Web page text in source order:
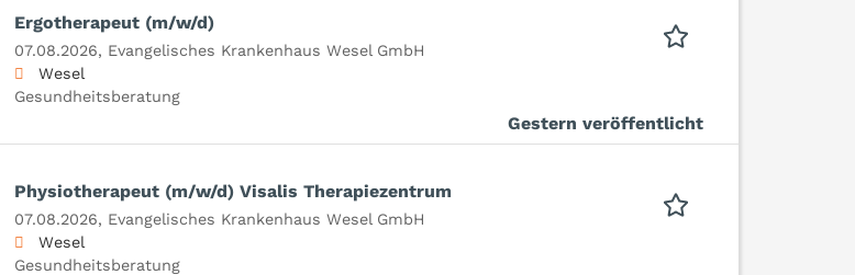
Ergotherapeut (m/w/d)
07.08.2026, Evangelisches Krankenhaus Wesel GmbH
Wesel
Gesundheitsberatung
Gestern veröffentlicht
Physiotherapeut (m/w/d) Visalis Therapiezentrum
07.08.2026, Evangelisches Krankenhaus Wesel GmbH
Wesel
Gesundheitsberatung